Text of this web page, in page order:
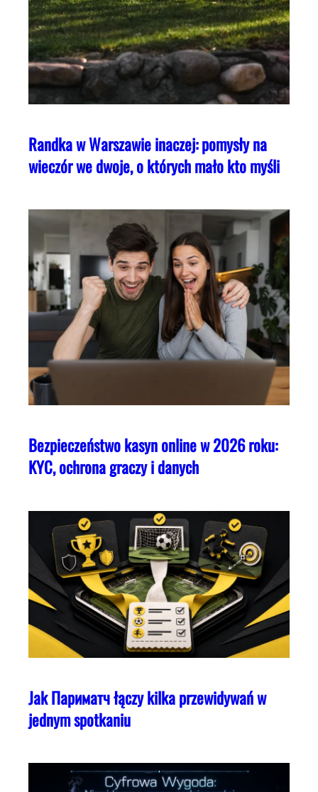
Randka w Warszawie inaczej: pomysły na
wieczór we dwoje, o których mało kto myśli
Bezpieczeństwo kasyn online w 2026 roku:
KYC, ochrona graczy i danych
Jak Париматч łączy kilka przewidywań w
jednym spotkaniu